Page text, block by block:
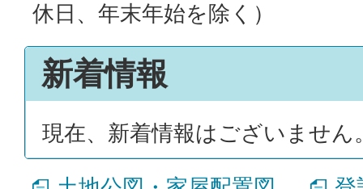
休日、年末年始を除く）
新着情報
現在、新着情報はございません